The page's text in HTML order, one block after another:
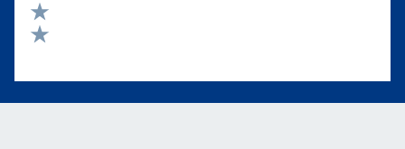
Valuta 3 stelle su 5
Valuta 2 stelle su 5